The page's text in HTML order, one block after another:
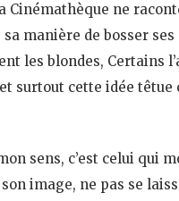
Cinémathèque ne
manière de bosser
les blondes, Certains
surtout cette idée têtue
sens, c’est celui qui
image, ne pas se